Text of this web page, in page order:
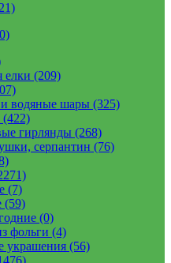
елки (209)
водяные шары (325)
(422)
гирлянды (268)
серпантин (76)
(7)
(59)
(0)
фольги (4)
украшения (56)